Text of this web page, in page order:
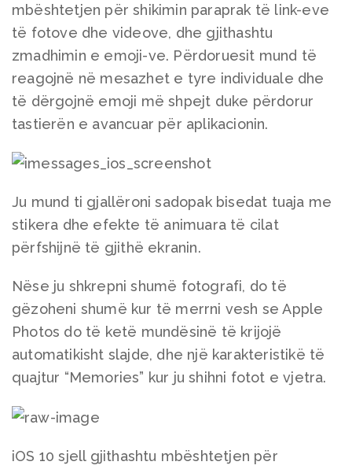
mbështetjen për shikimin paraprak të link-eve
të fotove dhe videove, dhe gjithashtu
zmadhimin e emoji-ve. Përdoruesit mund të
reagojnë në mesazhet e tyre individuale dhe
të dërgojnë emoji më shpejt duke përdorur
tastierën e avancuar për aplikacionin.
Ju mund ti gjallëroni sadopak bisedat tuaja me
stikera dhe efekte të animuara të cilat
përfshijnë të gjithë ekranin.
Nëse ju shkrepni shumë fotografi, do të
gëzoheni shumë kur të merrni vesh se Apple
Photos do të ketë mundësinë të krijojë
automatikisht slajde, dhe një karakteristikë të
quajtur “Memories” kur ju shihni fotot e vjetra.
iOS 10 sjell gjithashtu mbështetjen për